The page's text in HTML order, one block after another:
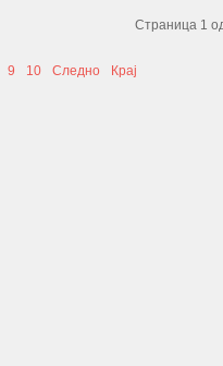
Страница 1
9 10 Следно Крај